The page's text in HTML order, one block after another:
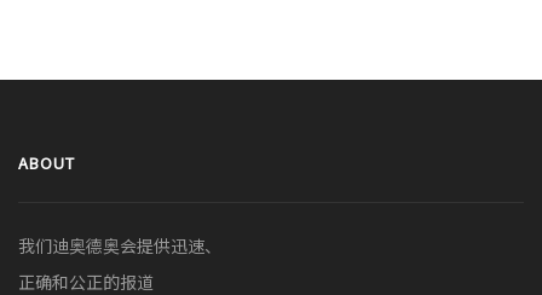
ABOUT
我们迪奥德奥会提供迅速、
正确和公正的报道